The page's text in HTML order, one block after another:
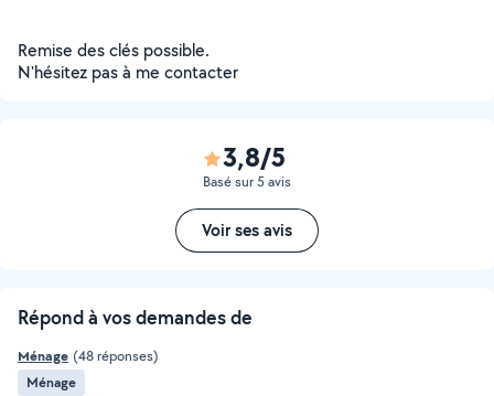
Remise des clés possible.
N'hésitez pas à me contacter
3,8/5
Basé sur 5 avis
Voir ses avis
Répond à vos demandes de
Ménage (48 réponses)
Ménage